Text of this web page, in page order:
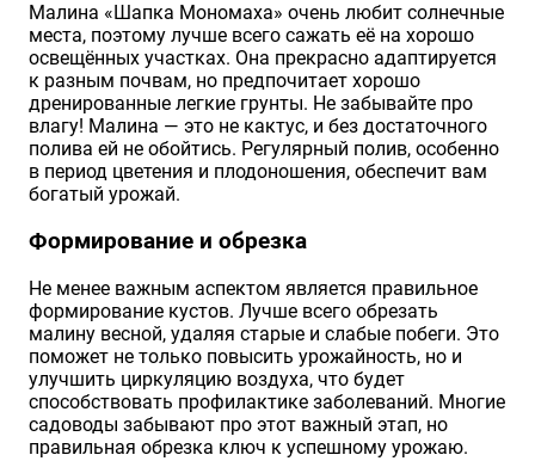
Малина «Шапка Мономаха» очень любит солнечные
места, поэтому лучше всего сажать её на хорошо
освещённых участках. Она прекрасно адаптируется
к разным почвам, но предпочитает хорошо
дренированные легкие грунты. Не забывайте про
влагу! Малина — это не кактус, и без достаточного
полива ей не обойтись. Регулярный полив, особенно
в период цветения и плодоношения, обеспечит вам
богатый урожай.
Формирование и обрезка
Не менее важным аспектом является правильное
формирование кустов. Лучше всего обрезать
малину весной, удаляя старые и слабые побеги. Это
поможет не только повысить урожайность, но и
улучшить циркуляцию воздуха, что будет
способствовать профилактике заболеваний. Многие
садоводы забывают про этот важный этап, но
правильная обрезка ключ к успешному урожаю.